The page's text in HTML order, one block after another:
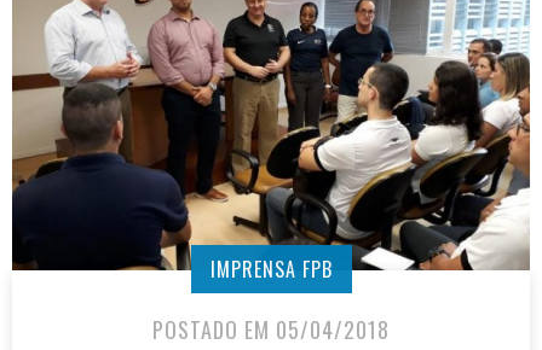
IMPRENSA FPB
POSTADO EM 05/04/2018